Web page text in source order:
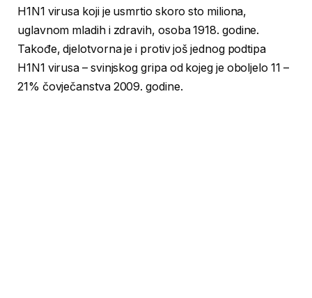
H1N1 virusa koji je usmrtio skoro sto miliona,
uglavnom mladih i zdravih, osoba 1918. godine.
Takođe, djelotvorna je i protiv još jednog podtipa
H1N1 virusa – svinjskog gripa od kojeg je oboljelo 11 –
21% čovječanstva 2009. godine.